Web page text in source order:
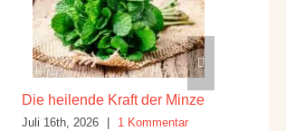
Die heilende Kraft der Minze
Juli 16th, 2026 1 Kommentar